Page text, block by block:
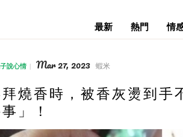
最新 熱門 情
說心情 Mar 27, 2023 蝦米
拜燒香時，被香灰燙到手
」！